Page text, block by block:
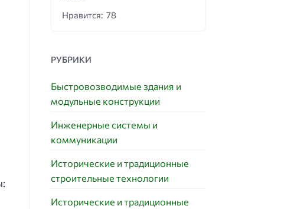
Нравится: 78
РУБРИКИ
Быстровозводимые здания и
модульные конструкции
Инженерные системы и
коммуникации
Исторические и традиционные
строительные технологии
Исторические и традиционные